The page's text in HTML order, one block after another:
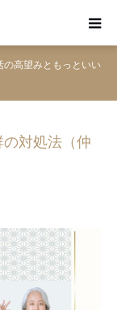
の高望みともっといい
対処法（仲